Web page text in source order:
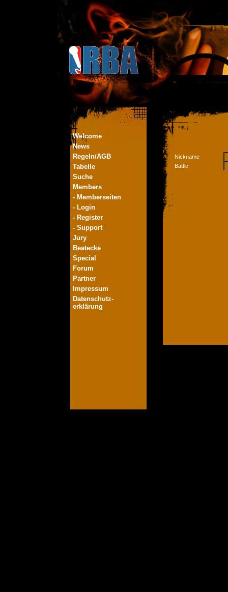
Welcome
News
Regeln/AGB
Tabelle
Suche
Members
- Memberseiten
- Login
- Register
- Support
Jury
Beatecke
Special
Forum
Partner
Impressum
Datenschutz-
erklärung
Nickname
Battle